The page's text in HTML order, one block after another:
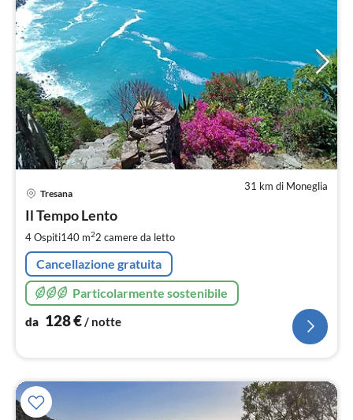
31 km di Moneglia
Tresana
Il Tempo Lento
4 Ospiti140 m22 camere da letto
Cancellazione gratuita
Particolarmente sostenibile
da 128€ / notte